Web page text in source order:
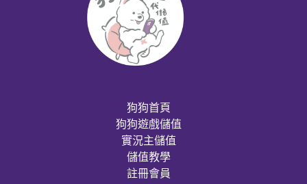
狗狗首頁
狗狗遊戲儲值
實況主儲值
儲值教學
註冊會員